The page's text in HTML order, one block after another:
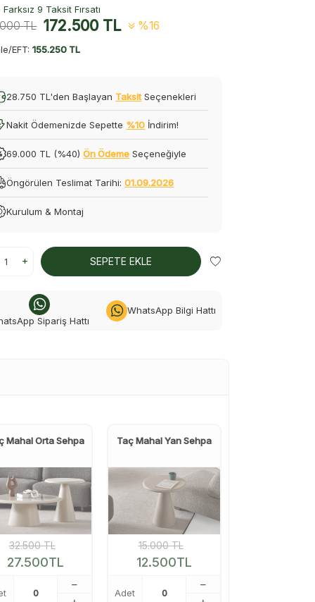
9 Taksit Fırsatı
TL 172.500TL %16
EFT:155.250 TL
28.750 TL'den Başlayan Taksit Seçenekleri
Nakit Ödemenizde Sepette %10 İndirim!
69.000 TL (%40)Ön Ödeme Seçeneğiyle
Öngörülen Teslimat Tarihi:01.09.2026
Kurulum & Montaj
SEPETE EKLE
Sipariş Hattı
WhatsApp Bilgi Hattı
Mahal Orta Sehpa
32.500TL
27.500TL
Taç Mahal Yan Sehpa
15.000TL
12.500TL
Adet